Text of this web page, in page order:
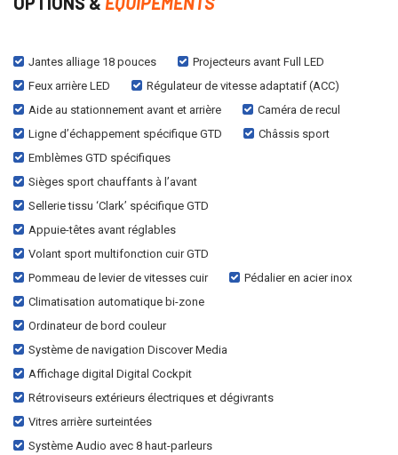
Jantes alliage 18 pouces
Projecteurs avant Full LED
Feux arrière LED
Régulateur de vitesse adaptatif (ACC)
Aide au stationnement avant et arrière
Caméra de recul
Ligne d’échappement spécifique GTD
Châssis sport
Emblèmes GTD spécifiques
Sièges sport chauffants à l’avant
Sellerie tissu ‘Clark’ spécifique GTD
Appuie-têtes avant réglables
Volant sport multifonction cuir GTD
Pommeau de levier de vitesses cuir
Pédalier en acier inox
Climatisation automatique bi-zone
Ordinateur de bord couleur
Système de navigation Discover Media
Affichage digital Digital Cockpit
Rétroviseurs extérieurs électriques et dégivrants
Vitres arrière surteintées
Système Audio avec 8 haut-parleurs